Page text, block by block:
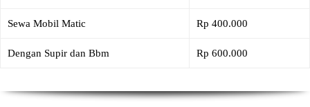
Sewa Mobil Matic Rp 400.000
Dengan Supir dan Bbm Rp 600.000